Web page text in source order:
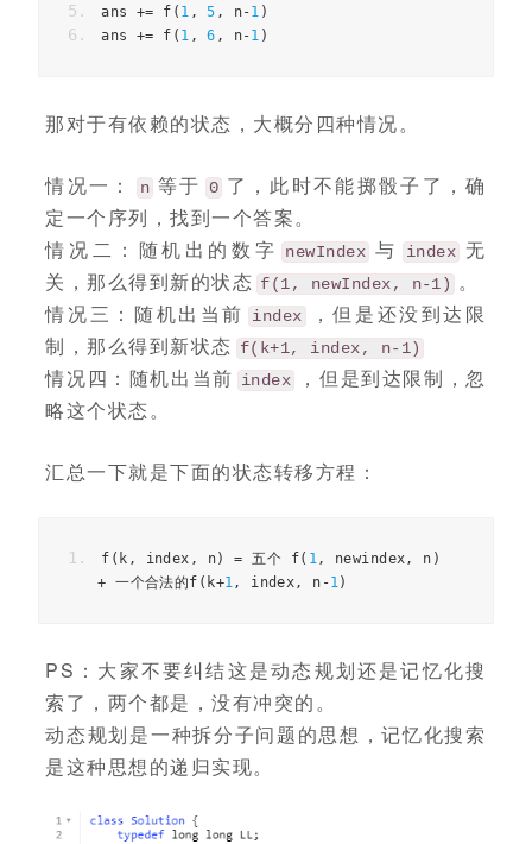
ans += f ( 1 , 5 , n-1 )
ans += f ( 1 , 6 , n-1 )
那对于有依赖的状态，大概分四种情况。
情况一： n 等于 0 了，此时不能掷骰子了，确
定一个序列，找到一个答案。
情况二：随机出的数字
newIndex 与 index 无
关，那么得到新的状态 f(1, newIndex, n-1) 。
情况三：随机出当前
index
，但是还没到达限
制，那么得到新状态 f(k+1, index, n-1)
情况四：随机出当前 index
，但是到达限制，忽
略这个状态。
汇总一下就是下面的状态转移方程：
f ( k , index , n) = 五个 f( 1, newindex, n )
+ 一个合法的f ( k+1, index, n -1)
PS：大家不要纠结这是动态规划还是记忆化搜
索了，两个都是，没有冲突的。
动态规划是一种拆分子问题的思想，记忆化搜索
是这种思想的递归实现。